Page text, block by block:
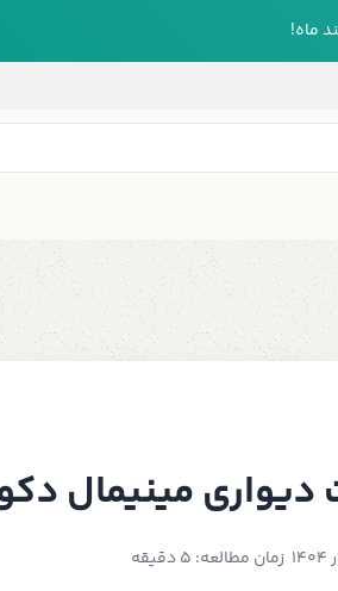
ماه!
مینیمال
زمان مطالعه: 5 دقیقه